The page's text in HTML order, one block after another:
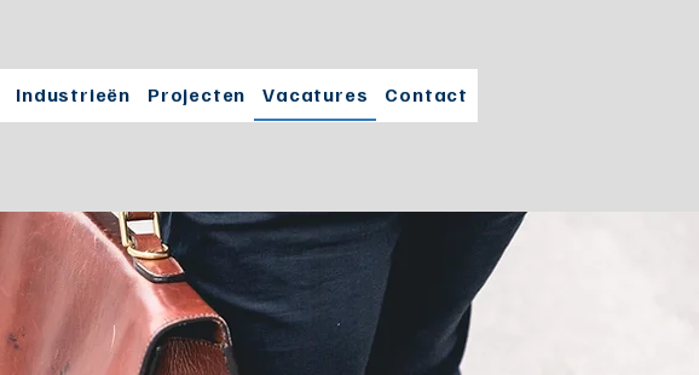
Industrieën Projecten Vacatures Contact